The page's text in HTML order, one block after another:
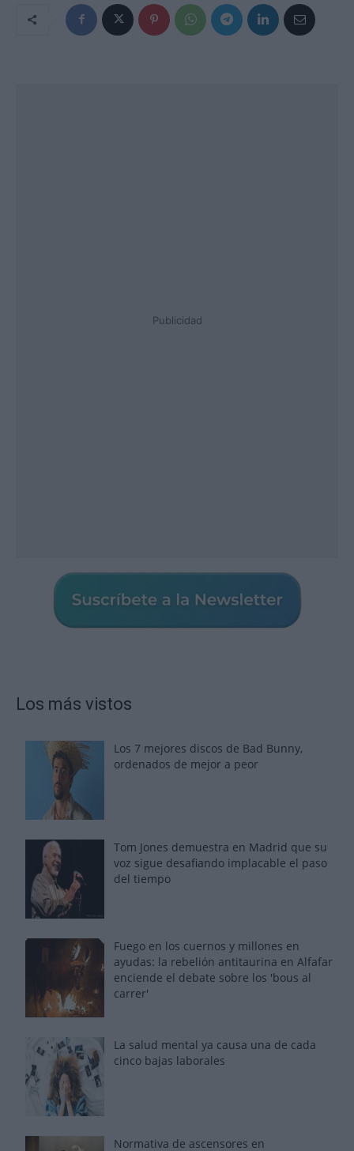
Publicidad
Los más vistos
Los 7 mejores discos de Bad Bunny,
ordenados de mejor a peor
Tom Jones demuestra en Madrid que su
voz sigue desafiando implacable el paso
del tiempo
Fuego en los cuernos y millones en
ayudas: la rebelión antitaurina en Alfafar
enciende el debate sobre los 'bous al
carrer'
La salud mental ya causa una de cada
cinco bajas laborales
Normativa de ascensores en